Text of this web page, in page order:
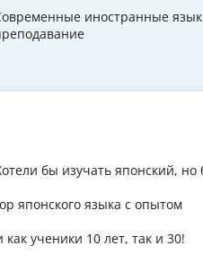
иностранные
бы изучать японский, но
японского языка с опытом
ученики 10 лет, так и 30!